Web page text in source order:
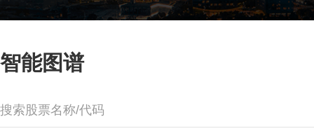
智能图谱
搜索股票名称/代码